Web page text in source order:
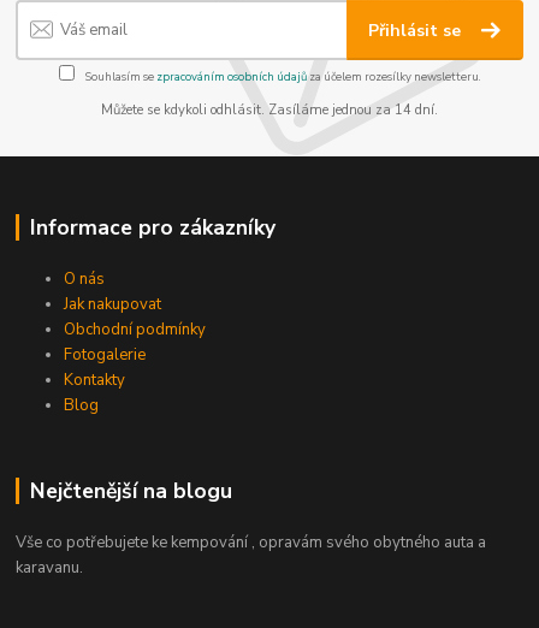
Přihlásit se
Souhlasím se zpracováním osobních údajůza účelem rozesílky newsletteru.
Můžete se kdykoli odhlásit. Zasíláme jednou za 14 dní.
Informace pro zákazníky
O nás
Jak nakupovat
Obchodní podmínky
Fotogalerie
Kontakty
Blog
Nejčtenější na blogu
Vše co potřebujete ke kempování , opravám svého obytného auta a
karavanu.